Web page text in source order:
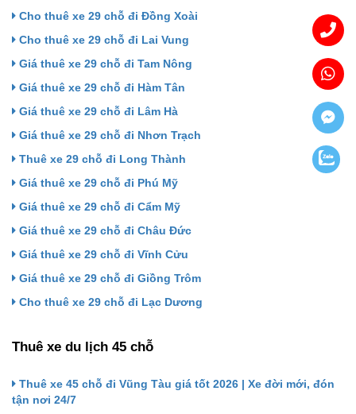
Cho thuê xe 29 chỗ đi Đồng Xoài
Cho thuê xe 29 chỗ đi Lai Vung
Giá thuê xe 29 chỗ đi Tam Nông
Giá thuê xe 29 chỗ đi Hàm Tân
Giá thuê xe 29 chỗ đi Lâm Hà
Giá thuê xe 29 chỗ đi Nhơn Trạch
Thuê xe 29 chỗ đi Long Thành
Giá thuê xe 29 chỗ đi Phú Mỹ
Giá thuê xe 29 chỗ đi Cẩm Mỹ
Giá thuê xe 29 chỗ đi Châu Đức
Giá thuê xe 29 chỗ đi Vĩnh Cửu
Giá thuê xe 29 chỗ đi Giồng Trôm
Cho thuê xe 29 chỗ đi Lạc Dương
Thuê xe du lịch 45 chỗ
Thuê xe 45 chỗ đi Vũng Tàu giá tốt 2026 | Xe đời mới, đón
tận nơi 24/7